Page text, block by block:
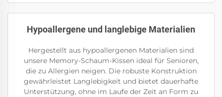
Hypoallergene und langlebige Materialien
Hergestellt aus hypoallergenen Materialien sind
unsere Memory-Schaum-Kissen ideal für Senioren,
die zu Allergien neigen. Die robuste Konstruktion
gewährleistet Langlebigkeit und bietet dauerhafte
Unterstützung, ohne im Laufe der Zeit an Form zu